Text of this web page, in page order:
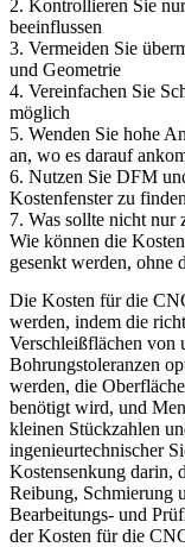
2. Kontrollieren Sie
beeinflussen
3. Vermeiden Sie
und Geometrie
4. Vereinfachen Sie
möglich
5. Wenden Sie hohe
an, wo es darauf
6. Nutzen Sie DFM
Kostenfenster zu finden
7. Was sollte nicht nur
Wie können die
gesenkt werden, ohne
Die Kosten für die
werden, indem die
Verschleißflächen von
Bohrungstoleranzen
werden, die
benötigt wird, und
kleinen Stückzahlen
ingenieurtechnischer
Kostensenkung darin,
Reibung, Schmierung
Bearbeitungs- und
derKosten für die